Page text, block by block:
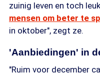
zuinig leven en toch
mensen om beter te
in oktober", zegt ze.
'Aanbiedingen' in
"Ruim voor december